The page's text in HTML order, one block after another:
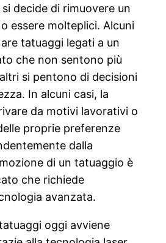
decide di rimuovere un
essere molteplici. Alcuni
tatuaggi legati a un
che non sentono più
si pentono di decisioni
In alcuni casi, la
da motivi lavorativi o
proprie preferenze
dalla
di un tatuaggio è
che richiede
avanzata.
oggi avviene